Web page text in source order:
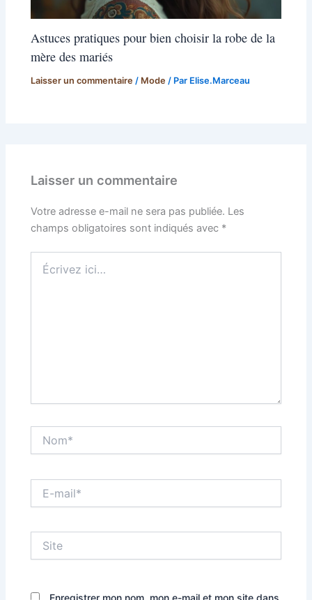
Astuces pratiques pour bien choisir la robe de la
mère des mariés
Laisser un commentaire / Mode / Par Elise.Marceau
Laisser un commentaire
Votre adresse e-mail ne sera pas publiée. Les
champs obligatoires sont indiqués avec *
ici…
mail*
Enregistrer mon nom, mon e-mail et mon site dans